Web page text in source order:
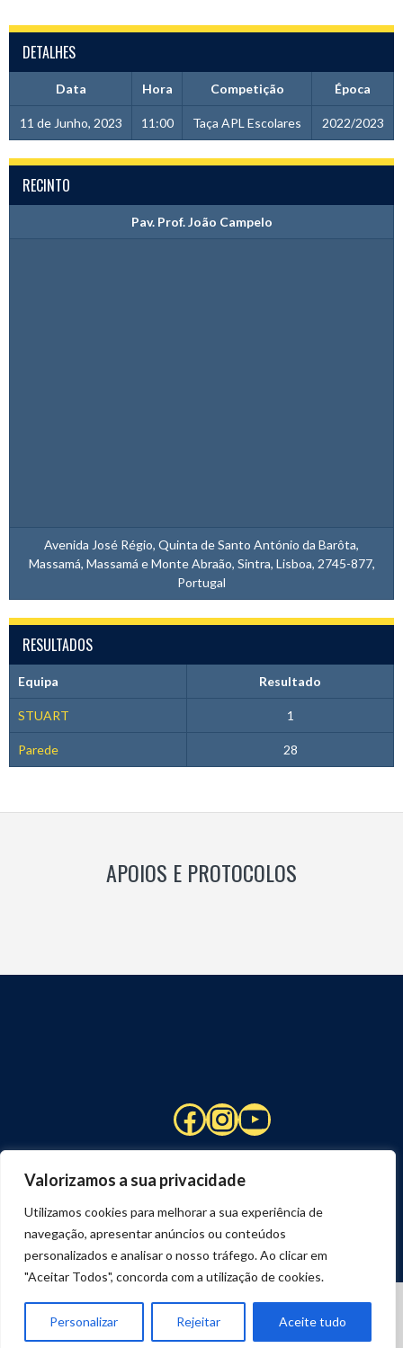
Valorizamos a sua privacidade
Utilizamos cookies para melhorar a sua experiência de
navegação, apresentar anúncios ou conteúdos
personalizados e analisar o nosso tráfego. Ao clicar em
"Aceitar Todos", concorda com a utilização de cookies.
Personalizar Rejeitar Aceite tudo
DETALHES
Data Hora Competição Época
11 de Junho, 2023 11:00 Taça APL Escolares 2022/2023
RECINTO
Pav. Prof. João Campelo
Avenida José Régio, Quinta de Santo António da Barôta,
Massamá, Massamá e Monte Abraão, Sintra, Lisboa, 2745-877,
Portugal
RESULTADOS
Equipa Resultado
STUART 1
Parede 28
APOIOS E PROTOCOLOS
Facebook
Instagram
YouTube
DESENVOLVIDO POR
JOSEXAVIER.COM